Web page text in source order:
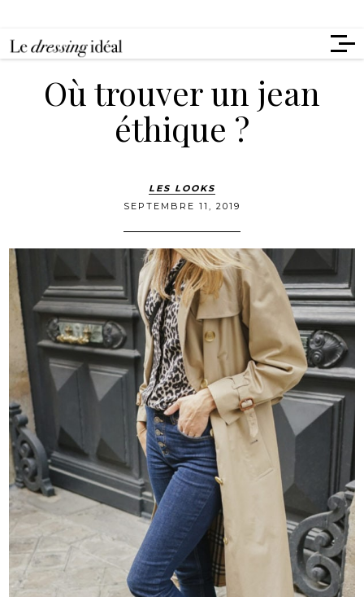
Où trouver un jean
éthique ?
LES LOOKS
SEPTEMBRE 11, 2019